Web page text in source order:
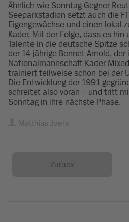
Ähnlich wie Sonntag-Gegner
Seeparkstadion setzt auch die
Eigengewächse und einen lokal
Kader. Mit der Folge, dass es hin
Talente in die deutsche Spitze
der 14-jährige Bennet Arnold,
Nationalmannschaft-Kader
trainiert teilweise schon bei der
Die Entwicklung der 1991
schreitet also voran – und tritt
Sonntag in ihre nächste Phase.
Matthias Joers
Zurück